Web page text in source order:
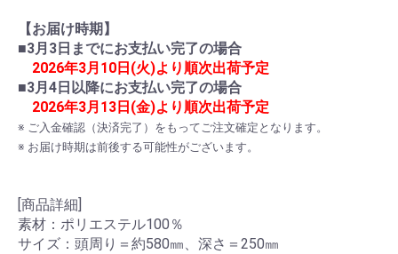
お買い物を続ける カートへ進む
【お届け時期】
■3月3日までにお支払い完了の場合
2026年3月10日(火)より順次出荷予定
■3月4日以降にお支払い完了の場合
2026年3月13日(金)より順次出荷予定
※ ご入金確認（決済完了）をもってご注文確定となります。
※ お届け時期は前後する可能性がございます。
[商品詳細]
素材：ポリエステル100％
サイズ：頭周り＝約580㎜、深さ＝250㎜